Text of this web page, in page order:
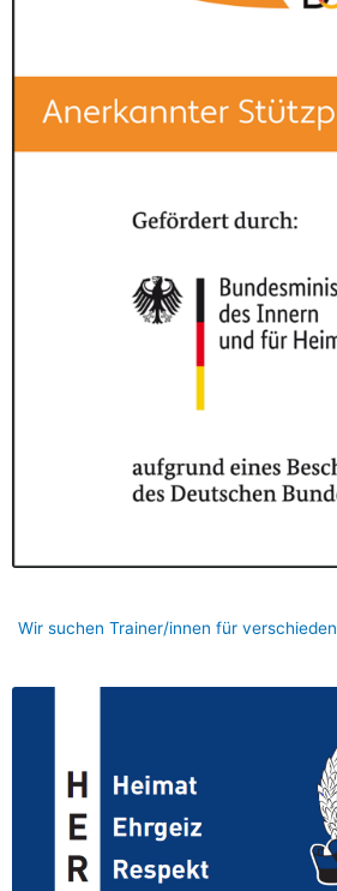
Wir suchen Trainer/innen für